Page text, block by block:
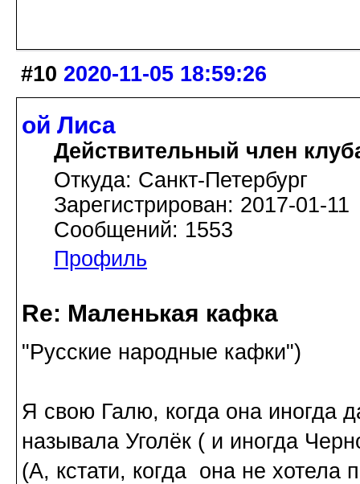
#10 2020-11-05 18:59:26
ой Лиса
Действительный член
Откуда: Санкт-Петербург
Зарегистрирован: 2017-01-11
Сообщений: 1553
Профиль
Re: Маленькая кафка
"Русские народные кафки")
Я свою Галю, когда она иногда
называла Уголёк ( и иногда
(А, кстати, когда она не хотела